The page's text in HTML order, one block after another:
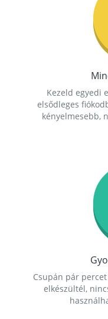
Kezeld egyedi
elsődleges
kényelmesebb,
Csupán pár
elkészültél,